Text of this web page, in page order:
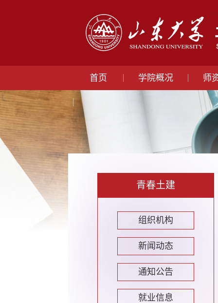
首页 学院概况 师
青春土建
组织机构
新闻动态
通知公告
就业信息